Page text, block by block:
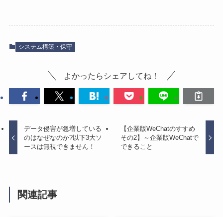
システム構築・保守
よかったらシェアしてね！
データ侵害が急増している
のはなぜなのか?以下3大ソ
ースは無視できません！
【企業版WeChatのすすめ
その2】～企業版WeChatで
できること
関連記事